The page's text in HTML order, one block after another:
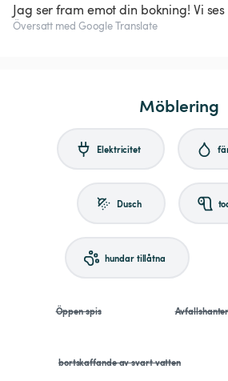
Jag ser fram emot din bokning! Vi
Översatt med Google Translate
Möblering
Elektricitet
Dusch
hundar tillåtna
Öppen spis
bortskaffande av svart vatten